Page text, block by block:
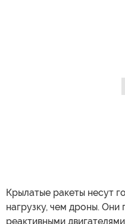
Крылатые ракеты несут
нагрузку, чем дроны. Они
реактивными